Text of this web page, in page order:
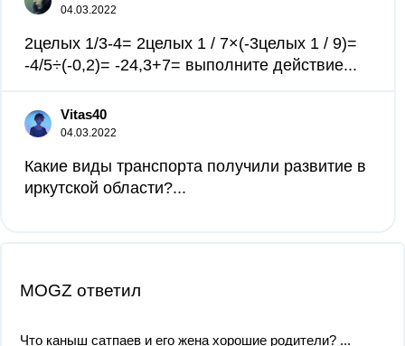
04.03.2022
2целых 1/3-4= 2целых 1 / 7×(-3целых 1 / 9)=
-4/5÷(-0,2)= -24,3+7= выполните действие...
Vitas40
04.03.2022
Какие виды транспорта получили развитие в
иркутской области?...
MOGZ ответил
Что каныш сатпаев и его жена хорошие родители? ​...